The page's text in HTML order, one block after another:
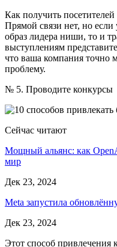
Как получить
Прямой связи нет, но если
образ лидера ниши, то и
выступлениям
что ваша компания точно
проблему.
№ 5. Проводите конкурсы
Сейчас читают
Мощный альянс: как
мир
Дек 23, 2024
Meta запустила
Дек 23, 2024
Этот способ привлечения